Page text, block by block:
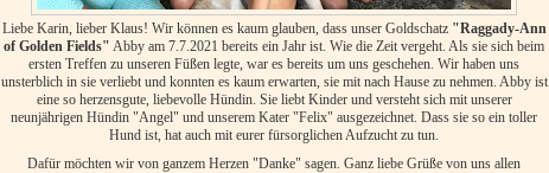
Liebe Karin, lieber Klaus! Wir können es kaum glauben, dass unser Goldschatz "Raggady-Ann
of Golden Fields" Abby am 7.7.2021 bereits ein Jahr ist. Wie die Zeit vergeht. Als sie sich beim
ersten Treffen zu unseren Füßen legte, war es bereits um uns geschehen. Wir haben uns
unsterblich in sie verliebt und konnten es kaum erwarten, sie mit nach Hause zu nehmen. Abby ist
eine so herzensgute, liebevolle Hündin. Sie liebt Kinder und versteht sich mit unserer
neunjährigen Hündin "Angel" und unserem Kater "Felix" ausgezeichnet. Dass sie so ein toller
Hund ist, hat auch mit eurer fürsorglichen Aufzucht zu tun.
Dafür möchten wir von ganzem Herzen "Danke" sagen. Ganz liebe Grüße von uns allen